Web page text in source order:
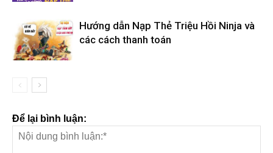
Hướng dẫn Nạp Thẻ Triệu Hồi Ninja và
các cách thanh toán
Để lại bình luận: